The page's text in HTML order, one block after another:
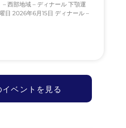
西部地域 – ディナール 下顎運
日 2026年6月15日 ディナール –
ベントを見る